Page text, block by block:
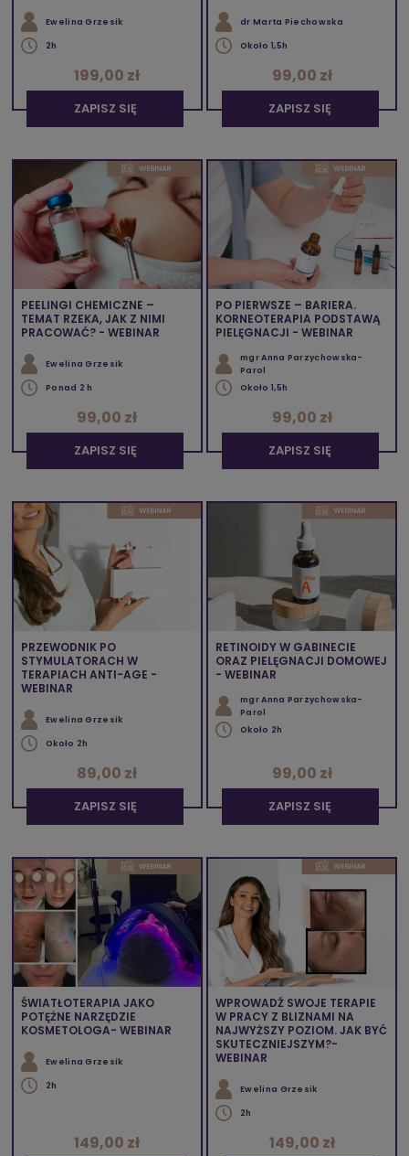
Ewelina Grzesik
2h
199,00 zł
ZAPISZ SIĘ
dr Marta Piechowska
Około 1,5h
99,00 zł
ZAPISZ SIĘ
PEELINGI CHEMICZNE –
TEMAT RZEKA, JAK Z NIMI
PRACOWAĆ? - WEBINAR
Ewelina Grzesik
Ponad 2 h
99,00 zł
ZAPISZ SIĘ
PO PIERWSZE – BARIERA.
KORNEOTERAPIA PODSTAWĄ
PIELĘGNACJI - WEBINAR
mgr Anna Parzychowska-
Parol
Około 1,5h
99,00 zł
ZAPISZ SIĘ
PRZEWODNIK PO
STYMULATORACH W
TERAPIACH ANTI-AGE -
WEBINAR
Ewelina Grzesik
Około 2h
89,00 zł
ZAPISZ SIĘ
RETINOIDY W GABINECIE
ORAZ PIELĘGNACJI DOMOWEJ
- WEBINAR
mgr Anna Parzychowska-
Parol
Około 2h
99,00 zł
ZAPISZ SIĘ
ŚWIATŁOTERAPIA JAKO
POTĘŻNE NARZĘDZIE
KOSMETOLOGA- WEBINAR
Ewelina Grzesik
2h
149,00 zł
WPROWADŹ SWOJE TERAPIE
W PRACY Z BLIZNAMI NA
NAJWYŻSZY POZIOM. JAK BYĆ
SKUTECZNIEJSZYM?-
WEBINAR
Ewelina Grzesik
2h
149,00 zł